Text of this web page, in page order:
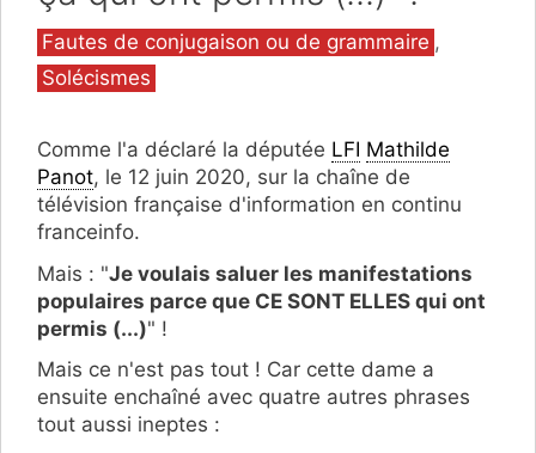
Catégories
Fautes de conjugaison ou de grammaire ,
Solécismes
Comme l'a déclaré la députée LFI Mathilde
Panot, le 12 juin 2020, sur la chaîne de
télévision française d'information en continu
franceinfo.
Mais : "Je voulais saluer les manifestations
populaires parce que CE SONT ELLES qui ont
permis (...)" !
Mais ce n'est pas tout ! Car cette dame a
ensuite enchaîné avec quatre autres phrases
tout aussi ineptes :